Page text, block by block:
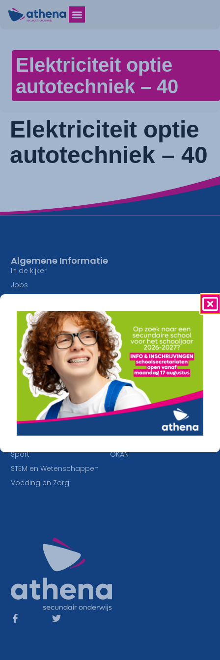
Elektriciteit optie
autotechniek – 40
Elektriciteit optie
autotechniek – 40
Onze Campussen
athena Pottelberg
athena Drie Hofsteden
athena Heule
Buitengewoon onderwijs
OKAN
Lesaanbod
Algemene vorming
Creatief
Constructie en Techniek
Economie en Maatschappij
Sport
STEM en Wetenschappen
Voeding en Zorg
Algemene Informatie
In de kijker
Jobs
Inschrijvingen